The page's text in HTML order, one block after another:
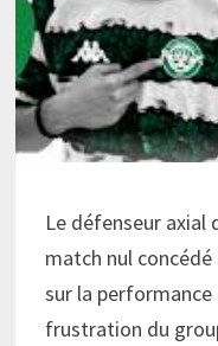
Le défenseur axial
match nul concédé
sur la
frustration du